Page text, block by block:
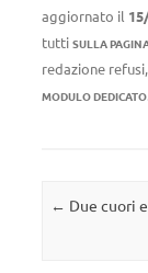
aggiornato il
tutti SULLA
redazione
MODULO DEDICATO
Navigazione
← Due cuori